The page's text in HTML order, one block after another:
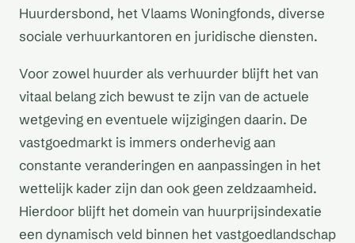
Huurdersbond, het Vlaams Woningfonds, diverse
sociale verhuurkantoren en juridische diensten.
Voor zowel huurder als verhuurder blijft het van
vitaal belang zich bewust te zijn van de actuele
wetgeving en eventuele wijzigingen daarin. De
vastgoedmarkt is immers onderhevig aan
constante veranderingen en aanpassingen in het
wettelijk kader zijn dan ook geen zeldzaamheid.
Hierdoor blijft het domein van huurprijsindexatie
een dynamisch veld binnen het vastgoedlandschap